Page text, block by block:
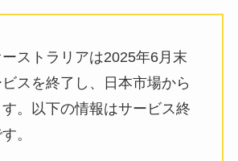
ストラリアは2025年6月末
スを終了し、日本市場から
。以下の情報はサービス終
。